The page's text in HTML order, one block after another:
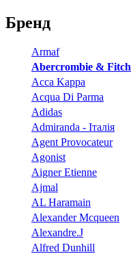
Бренд
Armaf
Abercrombie & Fitch
Acca Kappa
Acqua Di Parma
Adidas
Admiranda - Італія
Agent Provocateur
Agonist
Aigner Etienne
Ajmal
AL Haramain
Alexander Mcqueen
Alexandre.J
Alfred Dunhill